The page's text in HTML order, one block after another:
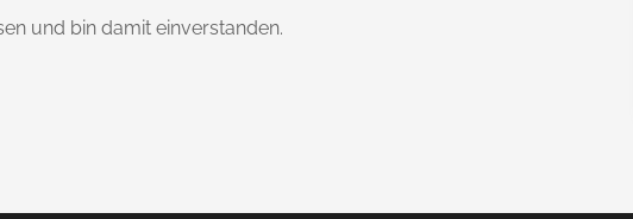
und bin damit einverstanden.